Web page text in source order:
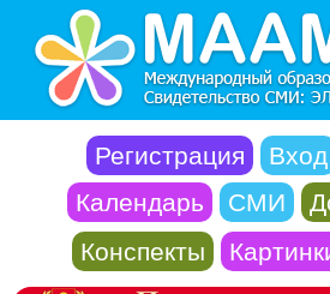
Регистрация Вход
Календарь
СМИ
Конспекты